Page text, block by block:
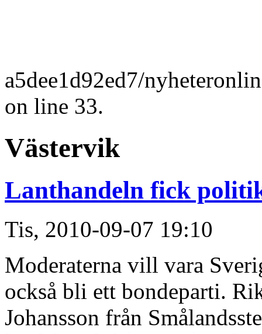
a5dee1d92ed7/
on line 33.
Västervik
Lanthandeln fick
Tis, 2010-09-07 19:10
Moderaterna vill vara
också bli ett bondeparti.
Johansson från